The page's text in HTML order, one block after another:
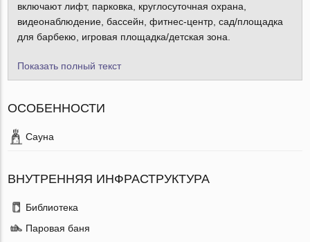
включают лифт, парковка, круглосуточная охрана,
видеонаблюдение, бассейн, фитнес-центр, сад/площадка
для барбекю, игровая площадка/детская зона.
Показать полный текст
ОСОБЕННОСТИ
Сауна
ВНУТРЕННЯЯ ИНФРАСТРУКТУРА
Библиотека
Паровая баня